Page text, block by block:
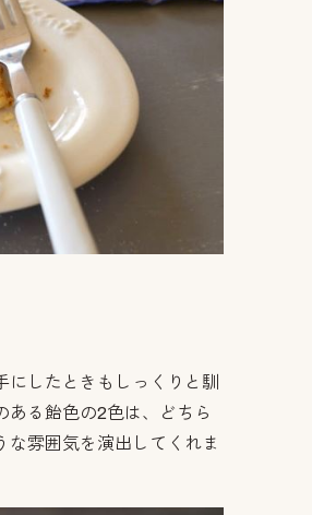
したときもしっくりと馴
ある飴色の2色は、どちら
な雰囲気を演出してくれま